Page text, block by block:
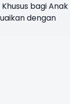
bagi Anak
dengan